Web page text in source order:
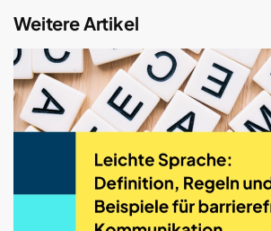
Weitere Artikel